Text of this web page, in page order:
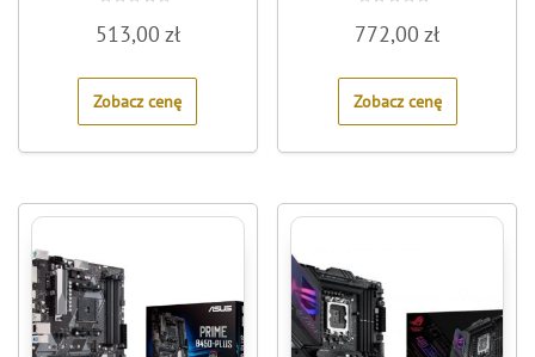
0
out
5
513,00 zł
Zobacz cenę
0
out
5
772,00zł
Zobacz cenę